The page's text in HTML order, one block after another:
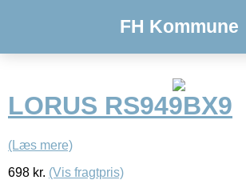
FH Kommune
LORUS RS949BX9
(Læs mere)
698 kr. (Vis fragtpris)